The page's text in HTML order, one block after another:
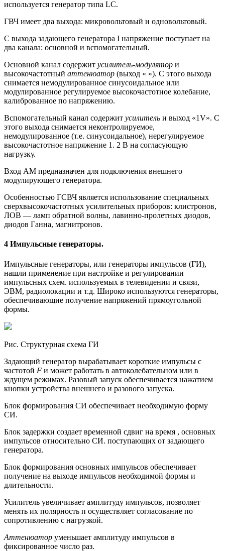
используется генератор типа LC.
ГВЧ имеет два выхода: микровольтовый и одновольтовый.
С выхода задающего генератора I напряжение поступает на
два ка­нала: основной и вспомогательный.
Основной канал содержит усилитель-модулятор и
высокочастот­ный аттенюатор (выход « »). С этого выхода
снимается немодулированное синусоидальное или
модулированное регулируемое высоко­частотное колебание,
калиброванное по напряжению.
Вспомогательный канал содержит усилитель и выход «1V». С
этого выхода снимается неконтролируемое,
немодулированное (т.е. синусоидальное), нерегулируемое
высокочастотное напряжение 1. 2 В на согласующую
нагрузку.
Вход AM предназначен для подключения внешнего
модулирующего генератора.
Особенностью ГСВЧ является использование специальных
сверхвысокочастотных усилительных приборов: клистронов,
ЛОВ — ламп обратной волны, лавинно-пролетных диодов,
диодов Ганна, магнитронов.
4 Импульсные генераторы.
Импульсные генераторы, или генераторы импульсов (ГИ),
нашли применение при настройке и регулировании
импульсных схем. используемых в телевидении и связи,
ЭВМ, радиолокации и т.д. Широко используются генераторы,
обеспечивающие получение напряжений прямоугольной
формы.
Рис. Структурная схема ГИ
Задающий генератор вырабатывает короткие импульсы с
частотой F и может работать в автоколебательном или в
ждущем режимах. Разовый запуск обеспечивается нажатием
кнопки устройства внешнего и разового запуска.
Блок формирования СИ обеспечивает необходимую форму
СИ.
Блок задержки создает временной сдвиг на время , основных
импульсов относительно СИ. поступающих от задающего
генератора.
Блок формирования основных импульсов обеспечивает
получение на выходе импульсов необходимой формы и
длительности.
Усилитель увеличивает амплитуду импульсов, позволяет
менять их полярность п осуществляет согласование по
сопротивлению с нагрузкой.
Аттенюатор уменьшает амплитуду импульсов в
фиксированное число раз.